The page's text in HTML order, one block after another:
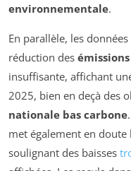
environnementale.
En parallèle, les données
réduction des
insuffisante, affichant
2025, bien en deçà des
nationale bas carbone
met également en
soulignant des baisses